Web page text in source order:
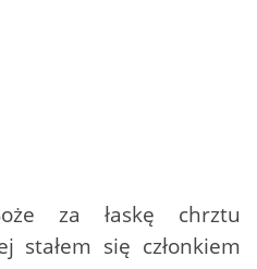
za łaskę chrztu
stałem się członkiem